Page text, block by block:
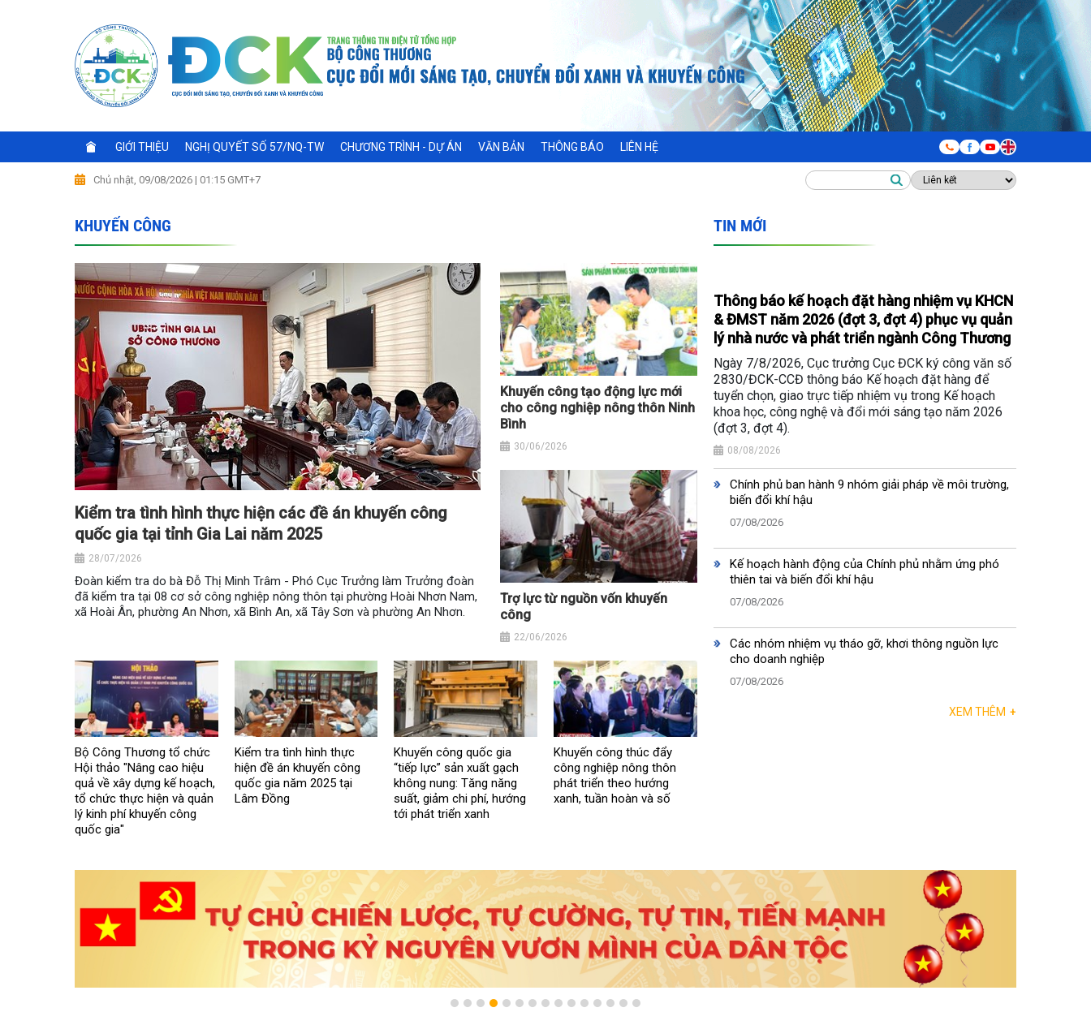
GIỚI THIỆU NGHỊ QUYẾT SỐ 57/NQ-TW CHƯƠNG TRÌNH - DỰ ÁN VĂN BẢN THÔNG BÁO LIÊN HỆ
Chủ nhật, 09/08/2026 | 01:15 GMT+7
KHUYẾN CÔNG
Kiểm tra tình hình thực hiện các đề án khuyến công
quốc gia tại tỉnh Gia Lai năm 2025
28/07/2026
Đoàn kiểm tra do bà Đỗ Thị Minh Trâm - Phó Cục Trưởng làm Trưởng đoàn
đã kiểm tra tại 08 cơ sở công nghiệp nông thôn tại phường Hoài Nhơn Nam,
xã Hoài Ân, phường An Nhơn, xã Bình An, xã Tây Sơn và phường An Nhơn.
Khuyến công tạo động lực mới
cho công nghiệp nông thôn Ninh
Bình
30/06/2026
Trợ lực từ nguồn vốn khuyến
công
22/06/2026
Bộ Công Thương tổ chức
Hội thảo "Nâng cao hiệu
quả về xây dựng kế hoạch,
tổ chức thực hiện và quản
lý kinh phí khuyến công
quốc gia"
Kiểm tra tình hình thực
hiện đề án khuyến công
quốc gia năm 2025 tại
Lâm Đồng
Khuyến công quốc gia
“tiếp lực” sản xuất gạch
không nung: Tăng năng
suất, giảm chi phí, hướng
tới phát triển xanh
Khuyến công thúc đẩy
công nghiệp nông thôn
phát triển theo hướng
xanh, tuần hoàn và số
TIN MỚI
Thông báo kế hoạch đặt hàng nhiệm vụ KHCN
& ĐMST năm 2026 (đợt 3, đợt 4) phục vụ quản
lý nhà nước và phát triển ngành Công Thương
Ngày 7/8/2026, Cục trưởng Cục ĐCK ký công văn số
2830/ĐCK-CCĐ thông báo Kế hoạch đặt hàng để
tuyển chọn, giao trực tiếp nhiệm vụ trong Kế hoạch
khoa học, công nghệ và đổi mới sáng tạo năm 2026
(đợt 3, đợt 4).
08/08/2026
Chính phủ ban hành 9 nhóm giải pháp về môi trường,
biến đổi khí hậu
07/08/2026
Kế hoạch hành động của Chính phủ nhằm ứng phó
thiên tai và biến đổi khí hậu
07/08/2026
Các nhóm nhiệm vụ tháo gỡ, khơi thông nguồn lực
cho doanh nghiệp
07/08/2026
XEM THÊM +